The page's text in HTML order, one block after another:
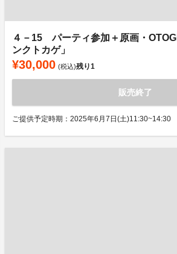
４－15 パーティ参加＋原画・
ンクトカゲ」
¥30,000 (税込)残り1
販売終了
ご提供予定時期：2025年6月7日(土)11:30~14:30